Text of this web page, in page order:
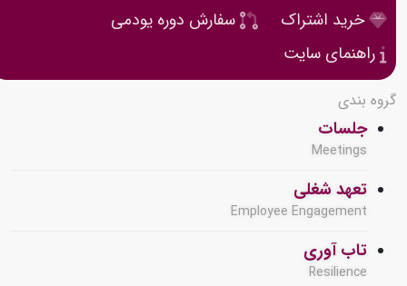
خرید اشتراک
سفارش دوره یودمی
راهنمای سایت
گروه بندی
جلسات
Meetings
تعهد شغلی
Employee Engagement
تاب آوری
Resilience